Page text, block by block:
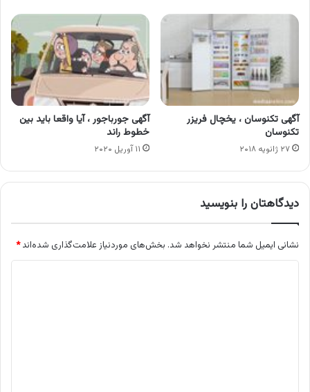
آگهی تکنوسان ، یخچال فریزر
تکنوسان
۲۷ ژانویه ۲۰۱۸
آگهی جورباجور ، آیا واقعا باید بین
خطوط راند
۱۱ آوریل ۲۰۲۰
دیدگاهتان را بنویسید
نشانی ایمیل شما منتشر نخواهد شد. بخش‌های موردنیاز علامت‌گذاری شده‌اند*